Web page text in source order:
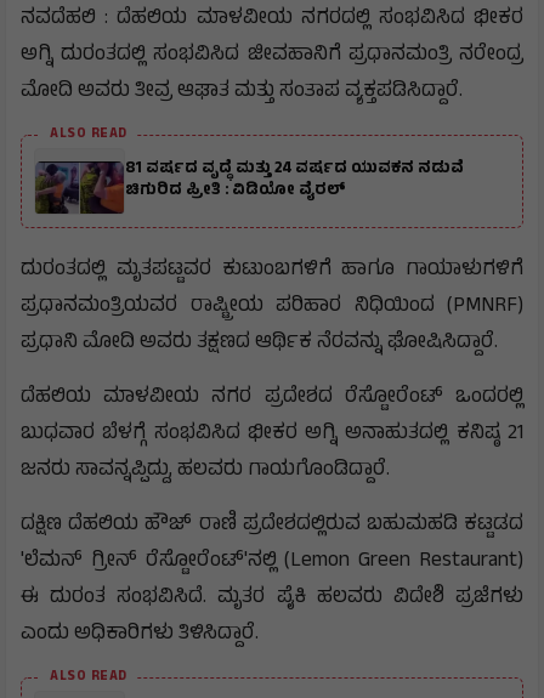
ನವದೆಹಲಿ : ದೆಹಲಿಯ ಮಾಳವೀಯ ನಗರದಲ್ಲಿ ಸಂಭವಿಸಿದ ಭೀಕರ
ಅಗ್ನಿ ದುರಂತದಲ್ಲಿ ಸಂಭವಿಸಿದ ಜೀವಹಾನಿಗೆ ಪ್ರಧಾನಮಂತ್ರಿ ನರೇಂದ್ರ
ಮೋದಿ ಅವರು ತೀವ್ರ ಆಘಾತ ಮತ್ತು ಸಂತಾಪ ವ್ಯಕ್ತಪಡಿಸಿದ್ದಾರೆ.
ALSO READ
81 ವರ್ಷದ ವೃದ್ಧೆ ಮತ್ತು 24 ವರ್ಷದ ಯುವಕನ ನಡುವೆ
ಚಿಗುರಿದ ಪ್ರೀತಿ : ವಿಡಿಯೋ ವೈರಲ್
ದುರಂತದಲ್ಲಿ ಮೃತಪಟ್ಟವರ ಕುಟುಂಬಗಳಿಗೆ ಹಾಗೂ ಗಾಯಾಳುಗಳಿಗೆ
ಪ್ರಧಾನಮಂತ್ರಿಯವರ ರಾಷ್ಟ್ರೀಯ ಪರಿಹಾರ ನಿಧಿಯಿಂದ (PMNRF)
ಪ್ರಧಾನಿ ಮೋದಿ ಅವರು ತಕ್ಷಣದ ಆರ್ಥಿಕ ನೆರವನ್ನು ಘೋಷಿಸಿದ್ದಾರೆ.
ದೆಹಲಿಯ ಮಾಳವೀಯ ನಗರ ಪ್ರದೇಶದ ರೆಸ್ಟೋರೆಂಟ್ ಒಂದರಲ್ಲಿ
ಬುಧವಾರ ಬೆಳಗ್ಗೆ ಸಂಭವಿಸಿದ ಭೀಕರ ಅಗ್ನಿ ಅನಾಹುತದಲ್ಲಿ ಕನಿಷ್ಠ 21
ಜನರು ಸಾವನ್ನಪ್ಪಿದ್ದು, ಹಲವರು ಗಾಯಗೊಂಡಿದ್ದಾರೆ.
ದಕ್ಷಿಣ ದೆಹಲಿಯ ಹೌಜ್ ರಾಣಿ ಪ್ರದೇಶದಲ್ಲಿರುವ ಬಹುಮಹಡಿ ಕಟ್ಟಡದ
'ಲೆಮನ್ ಗ್ರೀನ್ ರೆಸ್ಟೋರೆಂಟ್'ನಲ್ಲಿ (Lemon Green Restaurant)
ಈ ದುರಂತ ಸಂಭವಿಸಿದೆ. ಮೃತರ ಪೈಕಿ ಹಲವರು ವಿದೇಶಿ ಪ್ರಜೆಗಳು
ಎಂದು ಅಧಿಕಾರಿಗಳು ತಿಳಿಸಿದ್ದಾರೆ.
ALSO READ